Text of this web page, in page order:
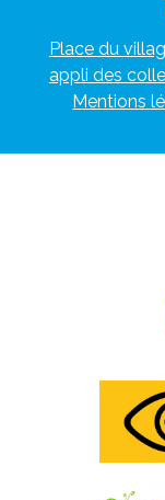
Place du
appli des
Mentions